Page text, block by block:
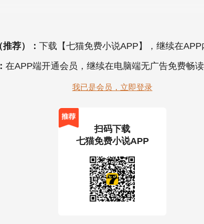
荐）： 下载【七猫免费小说APP】，继续在APP
在APP端开通会员，继续在电脑端无广告免费畅
我已是会员，立即登录
扫码下载
七猫免费小说APP